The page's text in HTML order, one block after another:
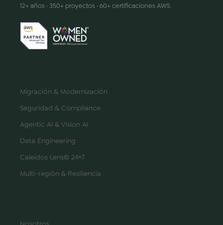
12+ años · 350+ proyectos · 60+ certificaciones AWS
Migración & Modernización
Seguridad & Compliance
Agentic AI & Vision AI
Data Engineering
Caleidos Lens© 24×7
Multi-región & Resiliencia